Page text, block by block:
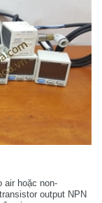
air hoặc non-
output NPN